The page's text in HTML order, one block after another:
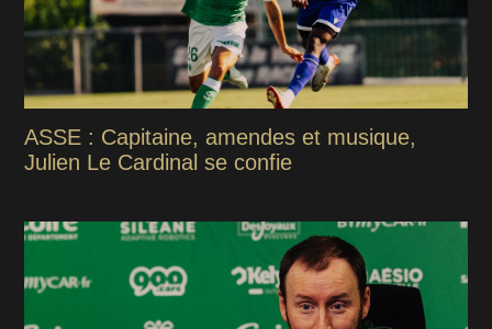
ASSE : Capitaine, amendes et musique,
Julien Le Cardinal se confie